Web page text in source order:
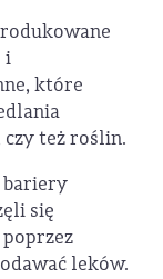
i
które
czy też roślin.
bariery
się
leków.